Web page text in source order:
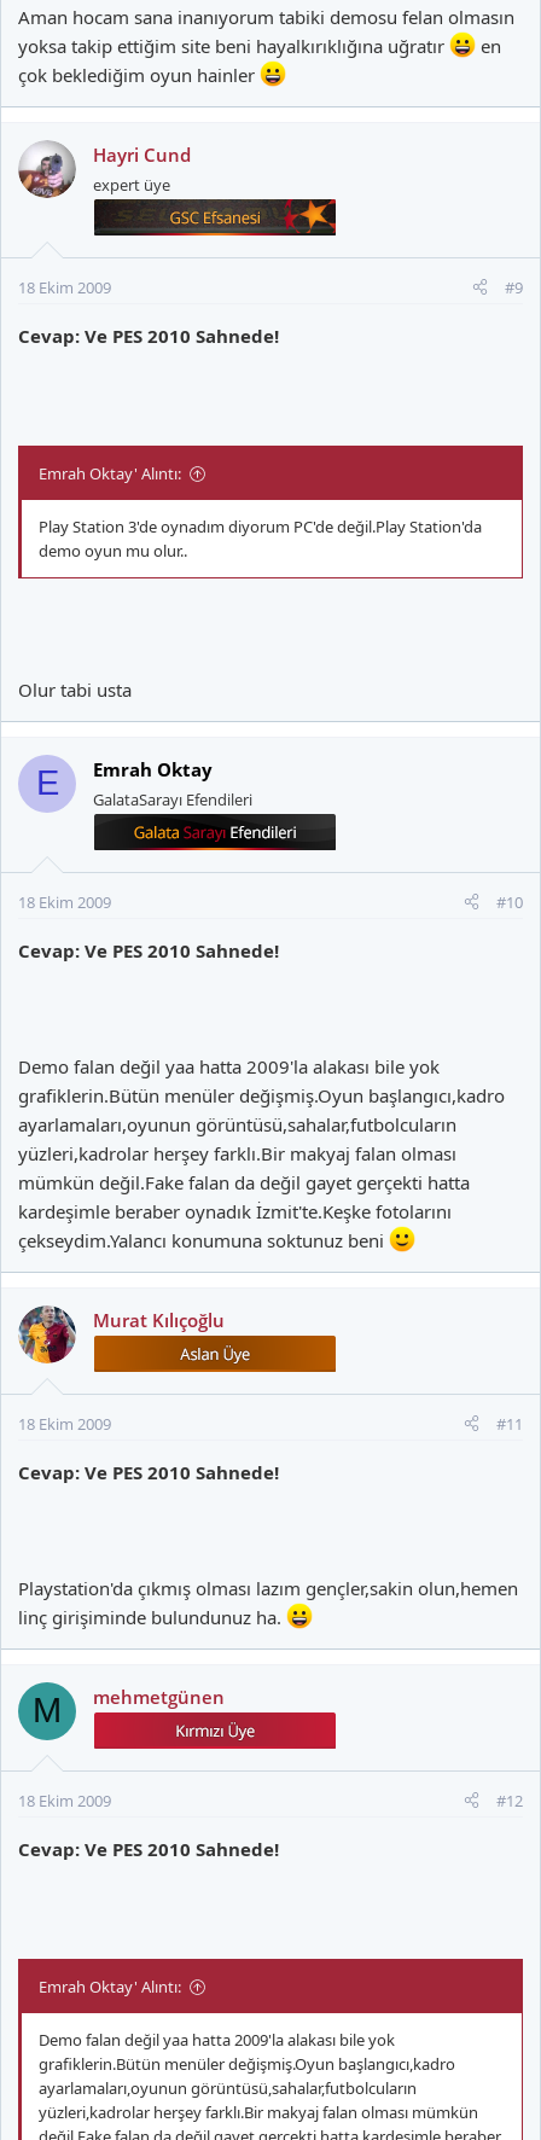
Aman hocam sana inanıyorum tabiki demosu felan olmasın
yoksa takip ettiğim site beni hayalkırıklığına uğratır
en
çok beklediğim oyun hainler
Hayri Cund
expert üye
18 Ekim 2009 #9
Cevap: Ve PES 2010 Sahnede!
Emrah Oktay' Alıntı:
Play Station 3'de oynadım diyorum PC'de değil.Play Station'da
demo oyun mu olur..
Olur tabi usta
E Emrah Oktay
GalataSarayı Efendileri
18 Ekim 2009 #10
Cevap: Ve PES 2010 Sahnede!
Demo falan değil yaa hatta 2009'la alakası bile yok
grafiklerin.Bütün menüler değişmiş.Oyun başlangıcı,kadro
ayarlamaları,oyunun görüntüsü,sahalar,futbolcuların
yüzleri,kadrolar herşey farklı.Bir makyaj falan olması
mümkün değil.Fake falan da değil gayet gerçekti hatta
kardeşimle beraber oynadık İzmit'te.Keşke fotolarını
çekseydim.Yalancı konumuna soktunuz beni
Murat Kılıçoğlu
18 Ekim 2009 #11
Cevap: Ve PES 2010 Sahnede!
Playstation'da çıkmış olması lazım gençler,sakin olun,hemen
linç girişiminde bulundunuz ha.
M mehmetgünen
18 Ekim 2009 #12
Cevap: Ve PES 2010 Sahnede!
Emrah Oktay' Alıntı:
Demo falan değil yaa hatta 2009'la alakası bile yok
grafiklerin.Bütün menüler değişmiş.Oyun başlangıcı,kadro
ayarlamaları,oyunun görüntüsü,sahalar,futbolcuların
yüzleri,kadrolar herşey farklı.Bir makyaj falan olması mümkün